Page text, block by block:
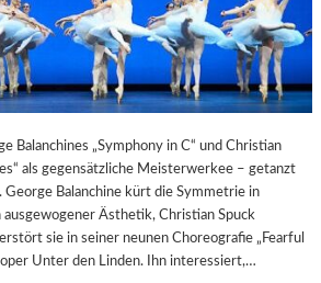
Balanchines „Symphony in C“ und Christian
als gegensätzliche Meisterwerkee – getanzt
Balanchine kürt die Symmetrie in
ausgewogener Ästhetik, Christian Spuck
sie in seiner neunen Choreografie „Fearful
Unter den Linden. Ihn interessiert,…